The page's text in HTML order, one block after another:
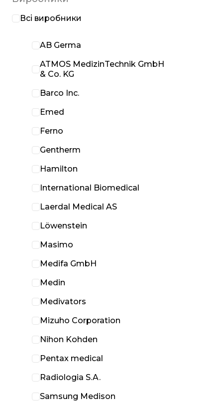
Всі виробники
AB Germa
ATMOS MedizinTechnik GmbH
& Co. KG
Barco Inc.
Emed
Ferno
Gentherm
Hamilton
International Biomedical
Laerdal Medical AS
Löwenstein
Masimo
Medifa GmbH
Medin
Medivators
Mizuho Corporation
Nihon Kohden
Pentax medical
Radiologia S.A.
Samsung Medison